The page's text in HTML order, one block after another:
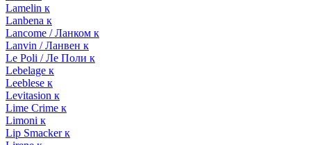
Lamelin к
Lanbena к
Lancome / Ланком к
Lanvin / Ланвен к
Le Poli / Ле Поли к
Lebelage к
Leeblese к
Levitasion к
Lime Crime к
Limoni к
Lip Smacker к